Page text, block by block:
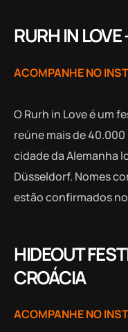
RURH IN
ACOMPANHE NO
O Rurh in Love é um
reúne mais de
cidade da Alemanha
Düsseldorf. Nomes
estão confirmados
HIDEOUT
CROÁCIA
ACOMPANHE NO